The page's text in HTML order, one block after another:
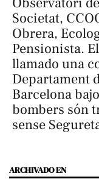
Societat,
Obrera,
Pensionista.
llamado una
Departament
Barcelona
bombers són
sense
ARCHIVADO EN